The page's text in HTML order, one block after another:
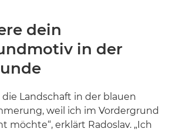
dein
in der
die Landschaft in der blauen
weil ich im Vordergrund
möchte“, erklärt Radoslav. „Ich